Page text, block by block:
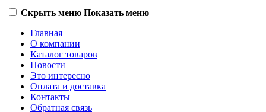
Скрыть меню Показать меню
Главная
О компании
Каталог товаров
Новости
Это интересно
Оплата и доставка
Контакты
Обратная связь